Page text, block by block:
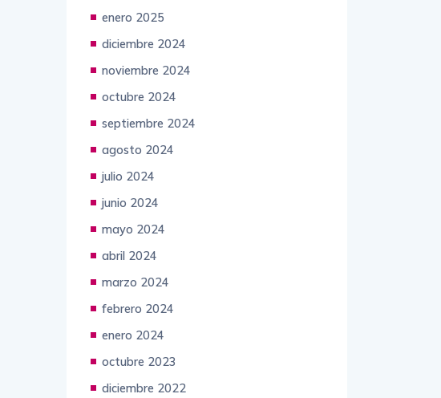
enero 2025
diciembre 2024
noviembre 2024
octubre 2024
septiembre 2024
agosto 2024
julio 2024
junio 2024
mayo 2024
abril 2024
marzo 2024
febrero 2024
enero 2024
octubre 2023
diciembre 2022